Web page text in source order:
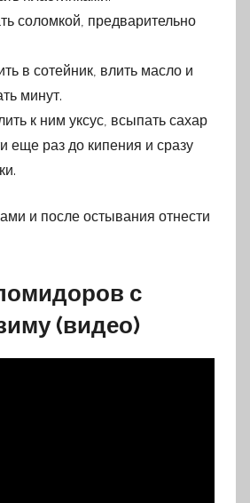
соломкой, предварительно
в сотейник, влить масло и
минут.
к ним уксус, всыпать сахар
еще раз до кипения и сразу
и после остывания отнести
с
(видео)